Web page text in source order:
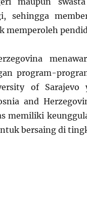
sehingga
memperoleh
program-
of Sarajevo
and
memiliki
bersaing di